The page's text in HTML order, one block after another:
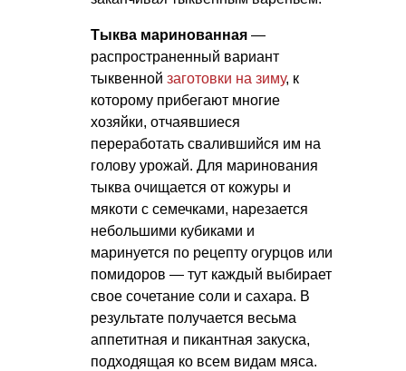
Тыква маринованная —
распространенный вариант
тыквенной заготовки на зиму, к
которому прибегают многие
хозяйки, отчаявшиеся
переработать свалившийся им на
голову урожай. Для маринования
тыква очищается от кожуры и
мякоти с семечками, нарезается
небольшими кубиками и
маринуется по рецепту огурцов или
помидоров — тут каждый выбирает
свое сочетание соли и сахара. В
результате получается весьма
аппетитная и пикантная закуска,
подходящая ко всем видам мяса.